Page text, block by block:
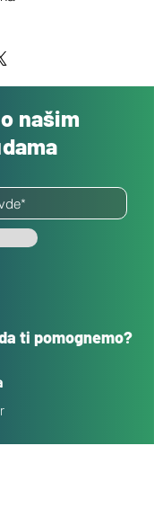
našim
ti pomognemo?